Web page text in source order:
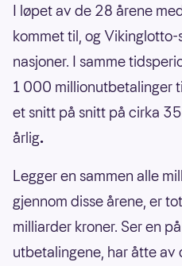
I løpet av de 28 årene
kommet til, og
nasjoner. I samme
1 000 millionutbetalinger
et snitt på snitt på cirka
årlig.
Legger en sammen alle
gjennom disse årene, er
milliarder kroner. Ser en
utbetalingene, har åtte av